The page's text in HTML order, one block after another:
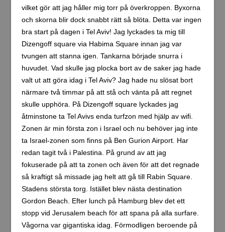
vilket gör att jag håller mig torr på överkroppen. Byxorna
och skorna blir dock snabbt rätt så blöta. Detta var ingen
bra start på dagen i Tel Aviv! Jag lyckades ta mig till
Dizengoff square via Habima Square innan jag var
tvungen att stanna igen. Tankarna började snurra i
huvudet. Vad skulle jag plocka bort av de saker jag hade
valt ut att göra idag i Tel Aviv? Jag hade nu slösat bort
närmare två timmar på att stå och vänta på att regnet
skulle upphöra. På Dizengoff square lyckades jag
åtminstone ta Tel Avivs enda turfzon med hjälp av wifi.
Zonen är min första zon i Israel och nu behöver jag inte
ta Israel-zonen som finns på Ben Gurion Airport. Har
redan tagit två i Palestina. På grund av att jag
fokuserade på att ta zonen och även för att det regnade
så kraftigt så missade jag helt att gå till Rabin Square.
Stadens största torg. Istället blev nästa destination
Gordon Beach. Efter lunch på Hamburg blev det ett
stopp vid Jerusalem beach för att spana på alla surfare.
Vågorna var gigantiska idag. Förmodligen beroende på